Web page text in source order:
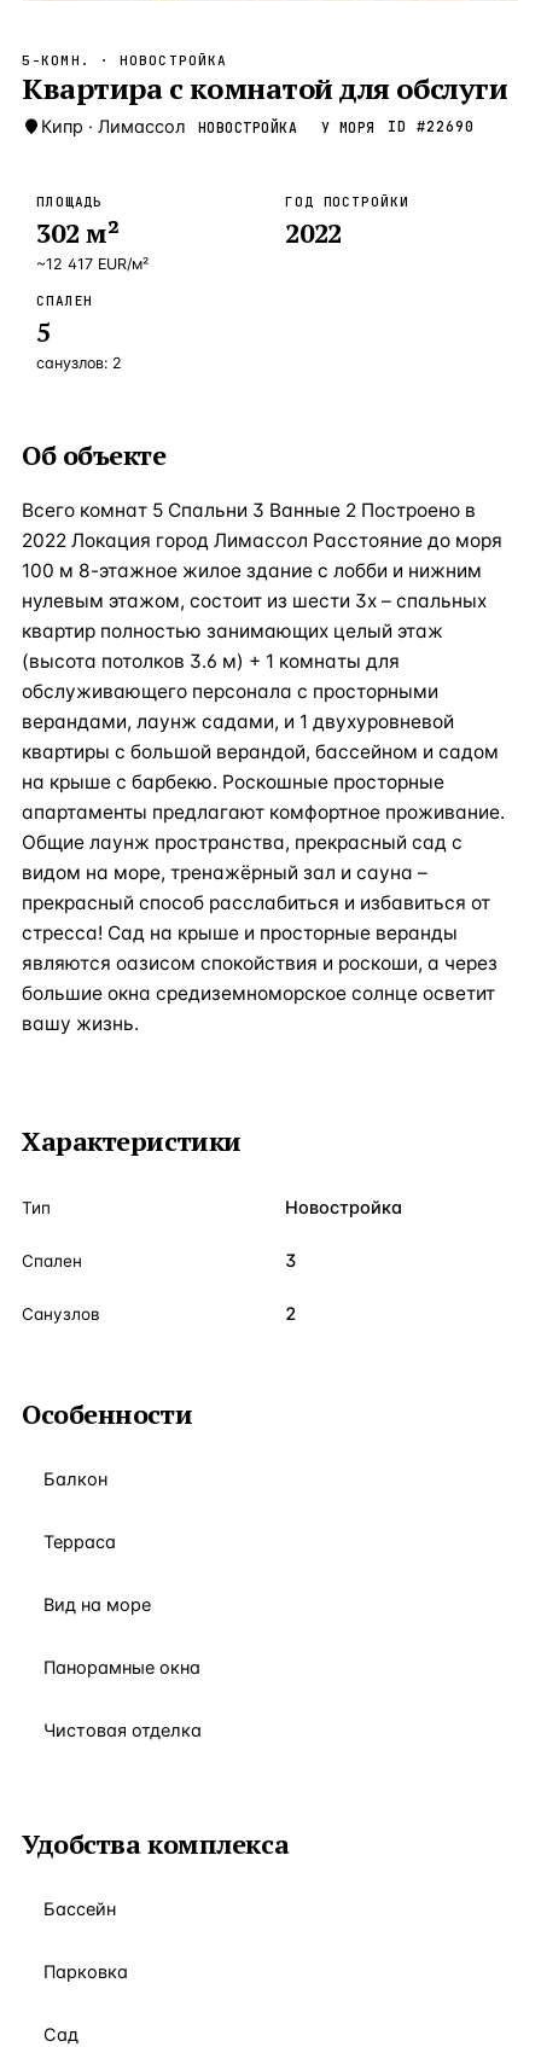
Новороссийск — Локация Россия · 2
Стамбул —Локация Турция · 2
ЧАСТО ИЩУТ
Турция Россия
ВСЕ НАПРАВЛЕНИЯ →
5-КОМН. · НОВОСТРОЙКА
Квартира с комнатой для обслуги
Кипр · Лимассол НОВОСТРОЙКА У МОРЯ ID #22690
ПЛОЩАДЬ
302 м²
~12 417 EUR/м²
ГОД ПОСТРОЙКИ
2022
СПАЛЕН
5
санузлов: 2
Об объекте
Всего комнат 5 Спальни 3 Ванные 2 Построено в
2022 Локация город Лимассол Расстояние до моря
100 м 8-этажное жилое здание с лобби и нижним
нулевым этажом, состоит из шести 3х – спальных
квартир полностью занимающих целый этаж
(высота потолков 3.6 м) + 1 комнаты для
обслуживающего персонала с просторными
верандами, лаунж садами, и 1 двухуровневой
квартиры с большой верандой, бассейном и садом
на крыше с барбекю. Роскошные просторные
апартаменты предлагают комфортное проживание.
Общие лаунж пространства, прекрасный сад с
видом на море, тренажёрный зал и сауна –
прекрасный способ расслабиться и избавиться от
стресса! Сад на крыше и просторные веранды
являются оазисом спокойствия и роскоши, а через
большие окна средиземноморское солнце осветит
вашу жизнь.
Характеристики
Тип Новостройка
Спален 3
Санузлов 2
Особенности
Балкон
Терраса
Вид на море
Панорамные окна
Чистовая отделка
Удобства комплекса
Бассейн
Парковка
Сад